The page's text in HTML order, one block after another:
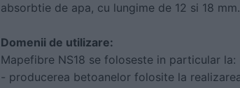
absorbtie de apa, cu lungime de 12 si 18 mm.
Domenii de utilizare:
Mapefibre NS18 se foloseste in particular la:
- producerea betoanelor folosite la